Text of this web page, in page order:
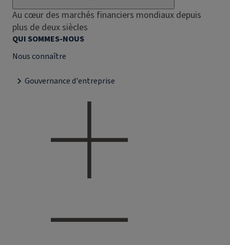
Au cœur des marchés financiers mondiaux depuis
plus de deux siècles
QUI SOMMES-NOUS
Nous connaître
Gouvernance d'entreprise